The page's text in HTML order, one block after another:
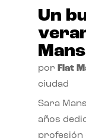
Un
por Flat
ciudad
Sara
años
profesión